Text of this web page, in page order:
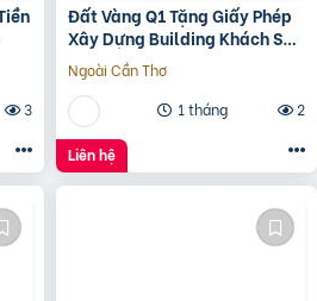
3
Đất Vàng Q1 Tặng Giấy Phép
Xây Dựng Building Khách Sạn
12 Tầng
Ngoài Cần Thơ
1 tháng
2
Liên hệ